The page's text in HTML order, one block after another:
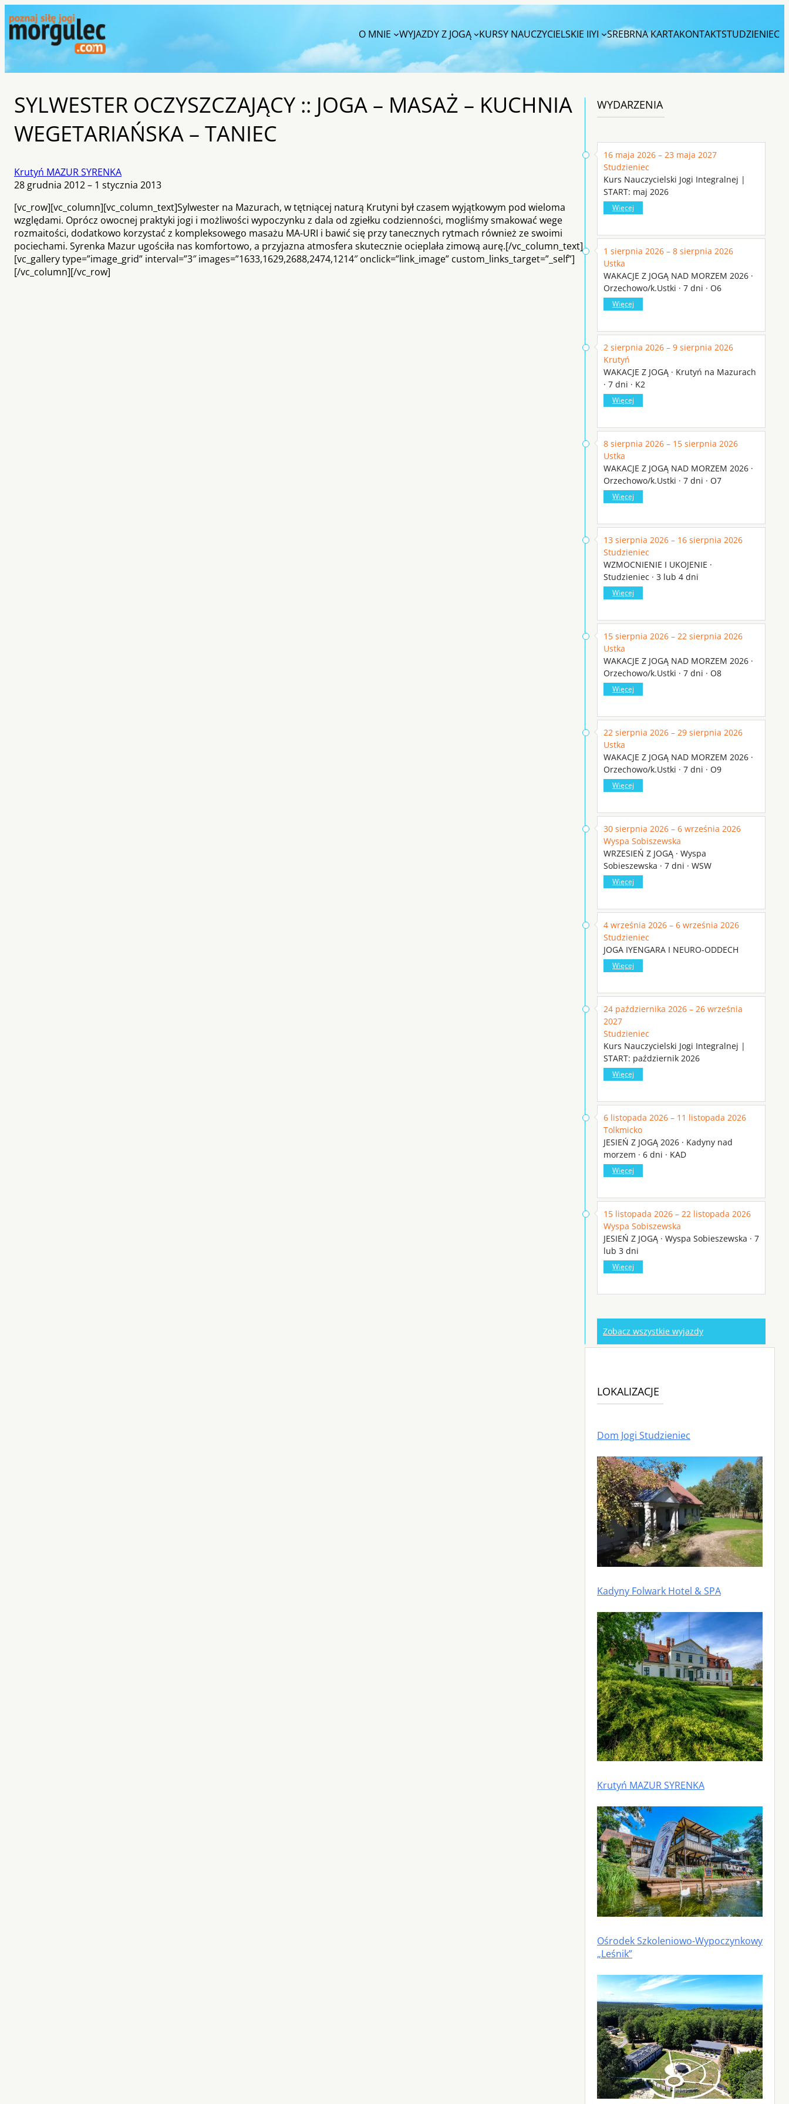
O MNIE WYJAZDY Z JOGĄ KURSY NAUCZYCIELSKIE IIYI SREBRNA KARTAKONTAKTSTUDZIENIEC
SYLWESTER OCZYSZCZAJĄCY :: JOGA – MASAŻ – KUCHNIA
WEGETARIAŃSKA – TANIEC
Krutyń MAZUR SYRENKA
28 grudnia 2012 – 1 stycznia 2013
[vc_row][vc_column][vc_column_text]Sylwester na Mazurach, w tętniącej naturą Krutyni był czasem wyjątkowym pod wieloma
względami. Oprócz owocnej praktyki jogi i możliwości wypoczynku z dala od zgiełku codzienności, mogliśmy smakować wege
rozmaitości, dodatkowo korzystać z kompleksowego masażu MA-URI i bawić się przy tanecznych rytmach również ze swoimi
pociechami. Syrenka Mazur ugościła nas komfortowo, a przyjazna atmosfera skutecznie ocieplała zimową aurę.[/vc_column_text]
[vc_gallery type=”image_grid” interval=”3″ images=”1633,1629,2688,2474,1214″ onclick=”link_image” custom_links_target=”_self”]
[/vc_column][/vc_row]
WYDARZENIA
16 maja 2026 – 23 maja 2027
Studzieniec
Kurs Nauczycielski Jogi Integralnej |
START: maj 2026
Więcej
1 sierpnia 2026 – 8 sierpnia 2026
Ustka
WAKACJE Z JOGĄ NAD MORZEM 2026 ·
Orzechowo/k.Ustki · 7 dni · O6
Więcej
2 sierpnia 2026 – 9 sierpnia 2026
Krutyń
WAKACJE Z JOGĄ · Krutyń na Mazurach
· 7 dni · K2
Więcej
8 sierpnia 2026 – 15 sierpnia 2026
Ustka
WAKACJE Z JOGĄ NAD MORZEM 2026 ·
Orzechowo/k.Ustki · 7 dni · O7
Więcej
13 sierpnia 2026 – 16 sierpnia 2026
Studzieniec
WZMOCNIENIE I UKOJENIE ·
Studzieniec · 3 lub 4 dni
Więcej
15 sierpnia 2026 – 22 sierpnia 2026
Ustka
WAKACJE Z JOGĄ NAD MORZEM 2026 ·
Orzechowo/k.Ustki · 7 dni · O8
Więcej
22 sierpnia 2026 – 29 sierpnia 2026
Ustka
WAKACJE Z JOGĄ NAD MORZEM 2026 ·
Orzechowo/k.Ustki · 7 dni · O9
Więcej
30 sierpnia 2026 – 6 września 2026
Wyspa Sobiszewska
WRZESIEŃ Z JOGĄ · Wyspa
Sobieszewska · 7 dni · WSW
Więcej
4 września 2026 – 6 września 2026
Studzieniec
JOGA IYENGARA I NEURO-ODDECH
Więcej
24 października 2026 – 26 września
2027
Studzieniec
Kurs Nauczycielski Jogi Integralnej |
START: październik 2026
Więcej
6 listopada 2026 – 11 listopada 2026
Tolkmicko
JESIEŃ Z JOGĄ 2026 · Kadyny nad
morzem · 6 dni · KAD
Więcej
15 listopada 2026 – 22 listopada 2026
Wyspa Sobiszewska
JESIEŃ Z JOGĄ · Wyspa Sobieszewska · 7
lub 3 dni
Więcej
Zobacz wszystkie wyjazdy
LOKALIZACJE
Dom Jogi Studzieniec
Kadyny Folwark Hotel & SPA
Krutyń MAZUR SYRENKA
Ośrodek Szkoleniowo-Wypoczynkowy
„Leśnik”